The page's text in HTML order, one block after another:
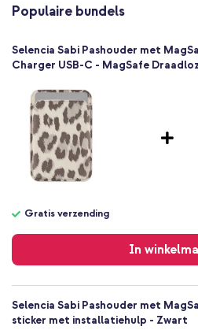
Populaire bundels
Selencia Sabi Pashouder met
Charger USB-C - MagSafe
Gratis verzending
In
verzending
Selencia Sabi Pashouder met
sticker met installatiehulp - Zwart